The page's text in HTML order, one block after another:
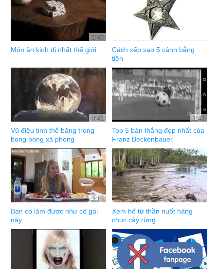
1:40
Món ăn kinh dị nhất thế giới
Cách xếp sao 5 cánh bằng
tiền
0:41
Vũ điệu tinh thể băng trong
bong bóng xà phòng
1:41
Top 5 bàn thắng đẹp nhất của
Franz Beckenbauer
3:15
Bạn có làm được như cô gái
này
Xem hố tử thần nuốt hàng
chục cây rừng